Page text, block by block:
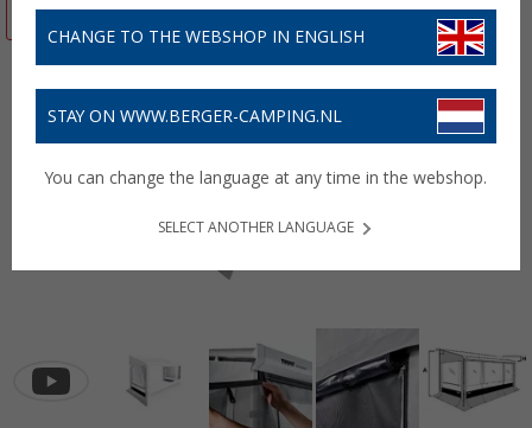
-16%
CHANGE TO THE WEBSHOP IN ENGLISH
STAY ON WWW.BERGER-CAMPING.NL
You can change the language at any time in the webshop.
SELECT ANOTHER LANGUAGE